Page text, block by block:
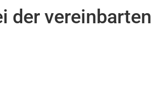
der vereinbarten